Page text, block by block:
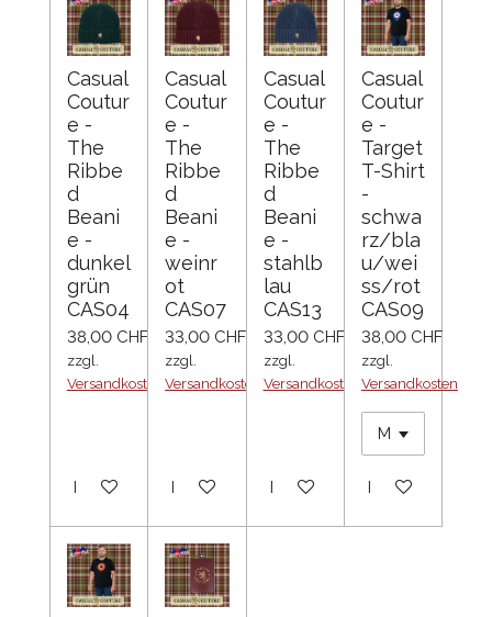
Casual
Coutur
e -
The
Ribbe
d
Beani
e -
dunkel
grün
CAS04
38,00 CHF
zzgl.
Versandkosten
In den Warenkorb
Casual
Coutur
e -
The
Ribbe
d
Beani
e -
weinr
ot
CAS07
33,00 CHF
zzgl.
Versandkosten
In den Warenkorb
Casual
Coutur
e -
The
Ribbe
d
Beani
e -
stahlb
lau
CAS13
33,00 CHF
zzgl.
Versandkosten
In den Warenkorb
Casual
Coutur
e -
Target
T-Shirt
-
schwa
rz/bla
u/wei
ss/rot
CAS09
38,00 CHF
zzgl.
Versandkosten
In den